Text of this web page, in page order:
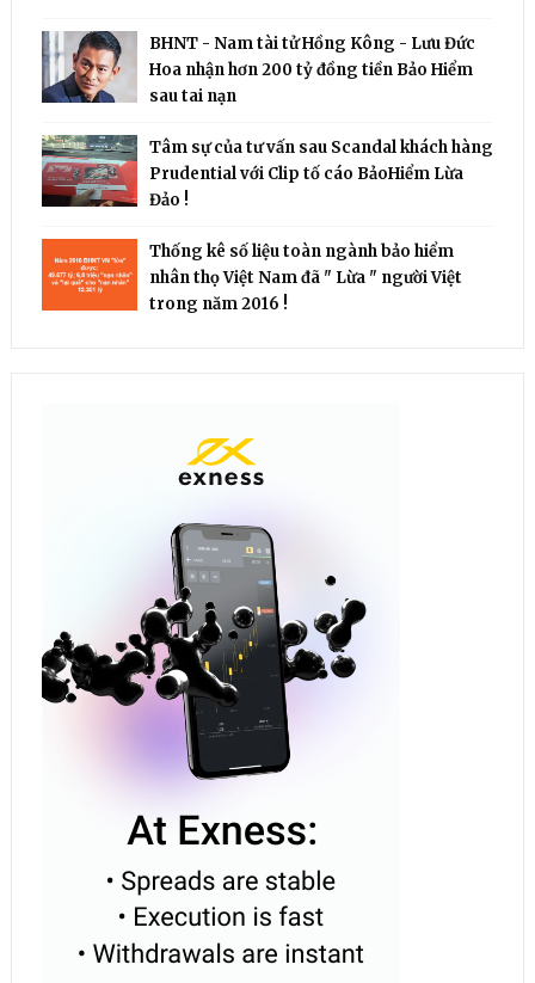
BHNT - Nam tài tử Hồng Kông - Lưu Đức
Hoa nhận hơn 200 tỷ đồng tiền Bảo Hiểm
sau tai nạn
Tâm sự của tư vấn sau Scandal khách hàng
Prudential với Clip tố cáo BảoHiểm Lừa
Đảo !
Thống kê số liệu toàn ngành bảo hiểm
nhân thọ Việt Nam đã " Lừa " người Việt
trong năm 2016 !